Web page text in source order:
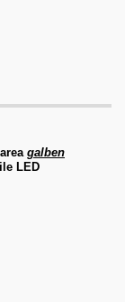
galben
LED